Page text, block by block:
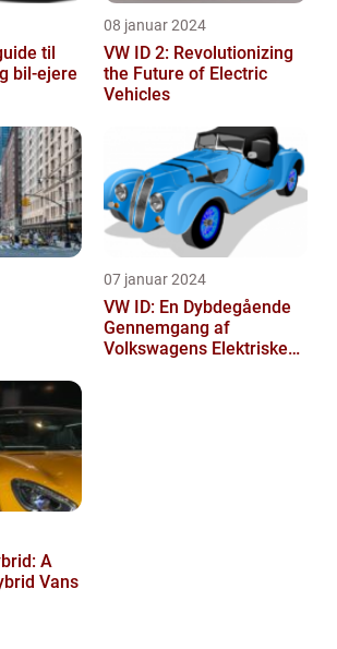
til
bil-ejere
08 januar 2024
VW ID 2: Revolutionizing
the Future of Electric
Vehicles
07 januar 2024
VW ID: En Dybdegående
Gennemgang af
Volkswagens Elektriske
A
Vans